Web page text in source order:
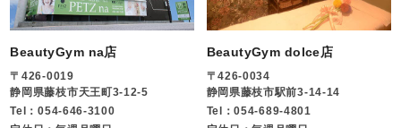
BeautyGym na店
〒426-0019
静岡県藤枝市天王町3-12-5
Tel：054-646-3100
BeautyGym dolce店
〒426-0034
静岡県藤枝市駅前3-14-14
Tel：054-689-4801